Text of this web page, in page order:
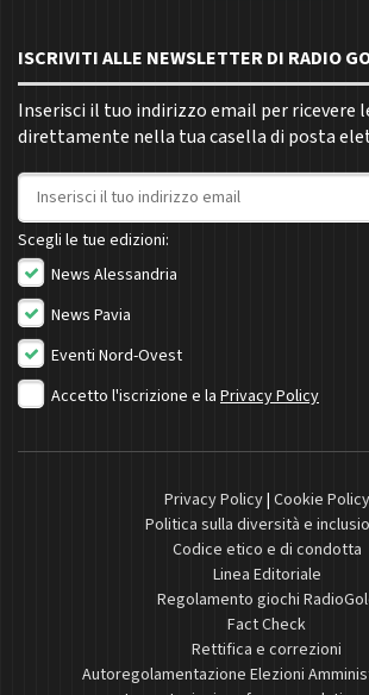
ISCRIVITI ALLE NEWSLETTER DI RADIO
Inserisci il tuo indirizzo email per ricevere
direttamente nella tua casella di posta
Indirizzo email
Scegli le tue edizioni:
News Alessandria
News Pavia
Eventi Nord-Ovest
Accetto l'iscrizione e la Privacy Policy
Privacy Policy| Cookie Policy
Politica sulla diversità e
Codice etico e di condotta
Linea Editoriale
Regolamento giochi
Fact Check
Rettifica e correzioni
Autoregolamentazione Elezioni